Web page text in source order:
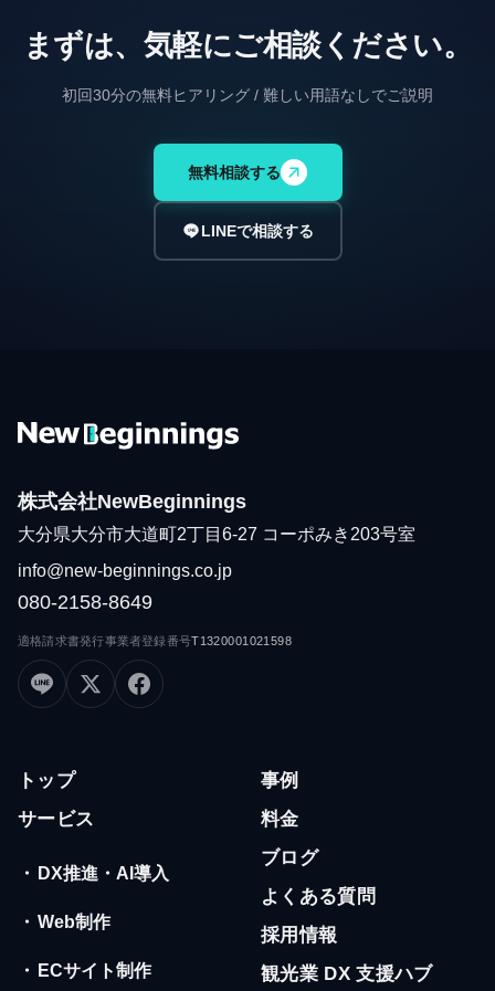
まずは、気軽にご相談ください。
初回30分の無料ヒアリング / 難しい用語なしでご説明
無料相談する
LINEで相談する
株式会社NewBeginnings
大分県大分市大道町2丁目6-27 コーポみき203号室
info@new-beginnings.co.jp
080-2158-8649
適格請求書発行事業者登録番号T1320001021598
トップ
サービス
・ DX推進・AI導入
・ Web制作
・ ECサイト制作
事例
料金
ブログ
よくある質問
採用情報
観光業 DX 支援ハブ